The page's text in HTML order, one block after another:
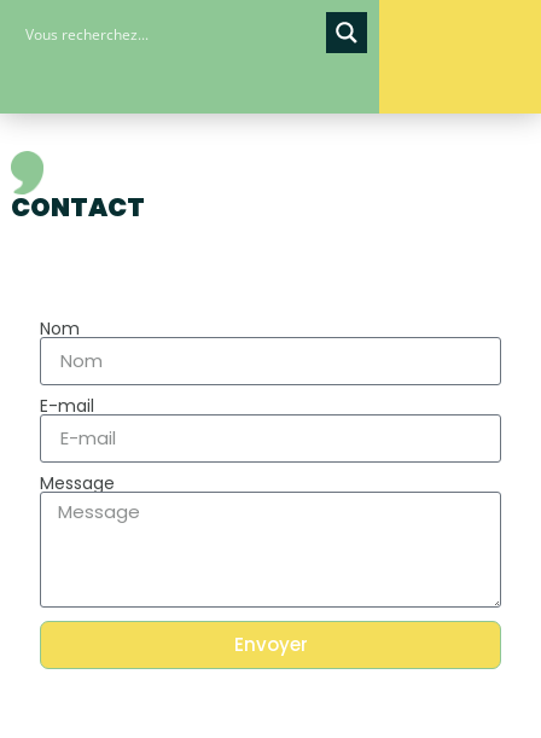
CONTACT
Nom
E-mail
Message
Envoyer